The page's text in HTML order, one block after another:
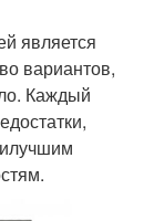
является
вариантов,
Каждый